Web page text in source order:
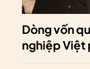
Dòng vốn
nghiệp Việt